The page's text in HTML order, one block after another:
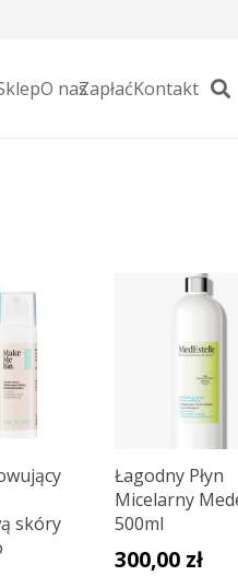
O nasZapłaćKontakt
skóry
Łagodny Płyn
Micelarny
500ml
300,00 zł